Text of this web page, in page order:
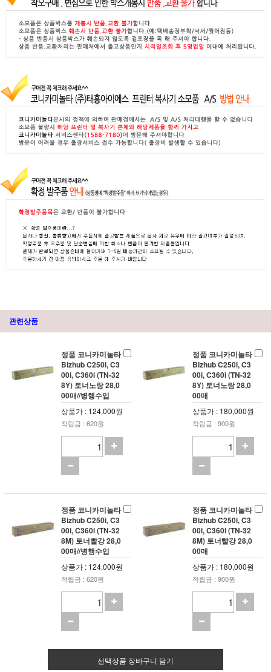
관련상품
정품 코니카미놀타
Bizhub C250i, C3
00i, C360i (TN-32
8Y) 토너노랑 28,0
00매//병행수입
상품가 : 124,000원
적립금 : 620원
정품 코니카미놀타
Bizhub C250i, C3
00i, C360i (TN-32
8Y) 토너노랑 28,0
00매
상품가 : 180,000원
적립금 : 900원
정품 코니카미놀타
Bizhub C250i, C3
00i, C360i (TN-32
8M) 토너빨강 28,0
00매//병행수입
상품가 : 124,000원
적립금 : 620원
정품 코니카미놀타
Bizhub C250i, C3
00i, C360i (TN-32
8M) 토너빨강 28,0
00매
상품가 : 180,000원
적립금 : 900원
선택상품 장바구니 담기